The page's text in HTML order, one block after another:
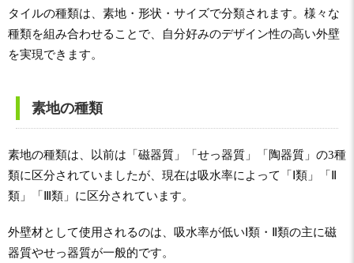
タイルの種類は、素地・形状・サイズで分類されます。様々な
種類を組み合わせることで、自分好みのデザイン性の高い外壁
を実現できます。
素地の種類
素地の種類は、以前は「磁器質」「せっ器質」「陶器質」の3種
類に区分されていましたが、現在は吸水率によって「Ⅰ類」「Ⅱ
類」「Ⅲ類」に区分されています。
外壁材として使用されるのは、吸水率が低いⅠ類・Ⅱ類の主に磁
器質やせっ器質が一般的です。